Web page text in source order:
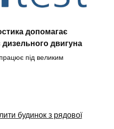
допомагає
двигуна
під великим